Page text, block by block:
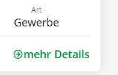
Art
Gewerbe
mehr Details